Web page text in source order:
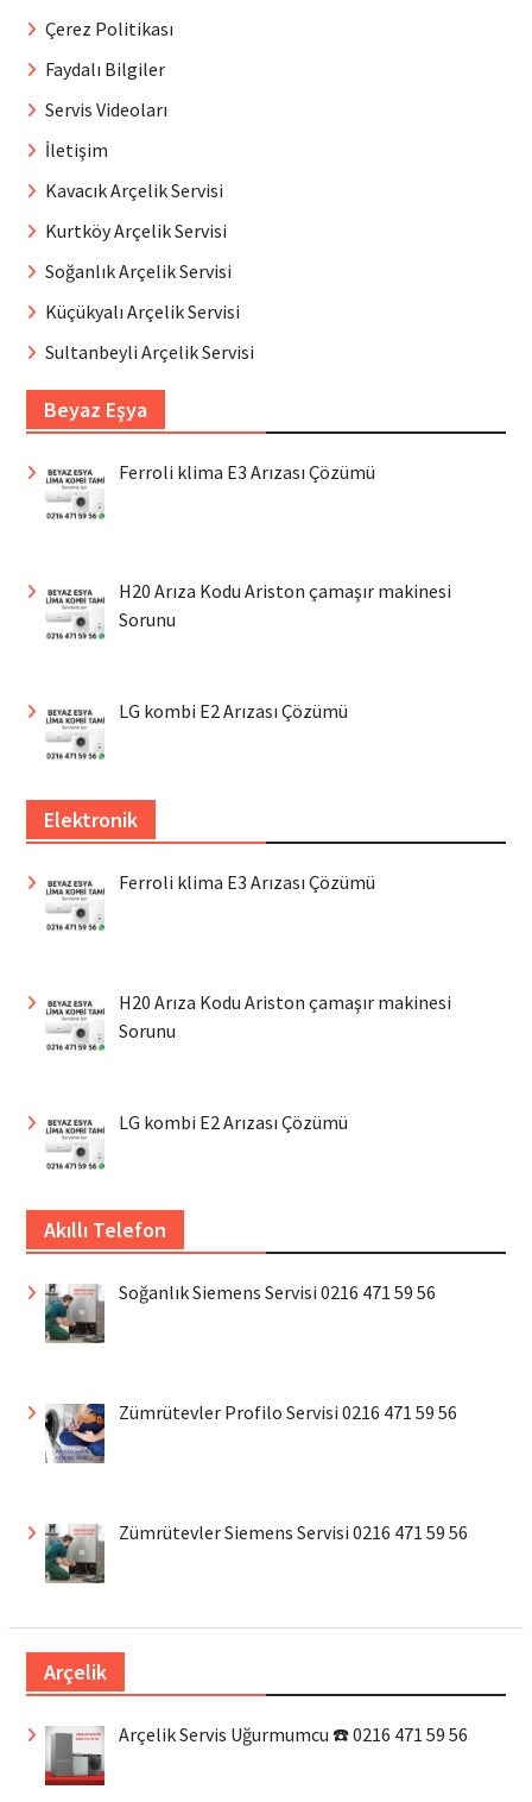
Çerez Politikası
Faydalı Bilgiler
Servis Videoları
İletişim
Kavacık Arçelik Servisi
Kurtköy Arçelik Servisi
Soğanlık Arçelik Servisi
Küçükyalı Arçelik Servisi
Sultanbeyli Arçelik Servisi
Beyaz Eşya
Ferroli klima E3 Arızası Çözümü
H20 Arıza Kodu Ariston çamaşır makinesi
Sorunu
LG kombi E2 Arızası Çözümü
Elektronik
Ferroli klima E3 Arızası Çözümü
H20 Arıza Kodu Ariston çamaşır makinesi
Sorunu
LG kombi E2 Arızası Çözümü
Akıllı Telefon
Soğanlık Siemens Servisi 0216 471 59 56
Zümrütevler Profilo Servisi 0216 471 59 56
Zümrütevler Siemens Servisi 0216 471 59 56
Arçelik
Arçelik Servis Uğurmumcu ☎️ 0216 471 59 56